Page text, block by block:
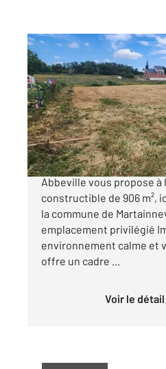
MARTAINNEVILLE 80
906 m2
Ref : 3909
Terrain à vendre
36 000 €
Votre agence CENTURY
Abbeville vous propose
constructible de 906 m²,
la commune de
emplacement privilégié
environnement calme et
offre un cadre ...
Voir le